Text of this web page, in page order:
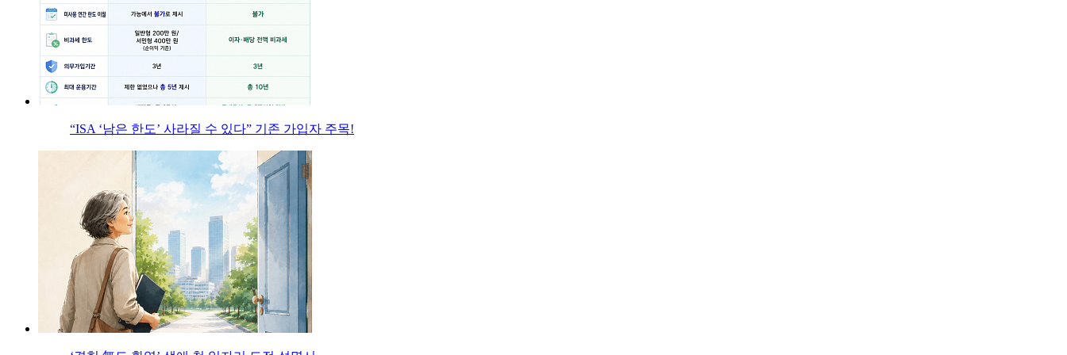
“ISA ‘남은 한도’ 사라질 수 있다” 기존 가입자 주목!